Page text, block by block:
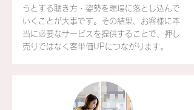
うとする聴き方・姿勢を現場に落とし込んで
いくことが大事です。その結果、お客様に本
当に必要なサービスを提供することで、押し
売りではなく客単価UPにつながります。